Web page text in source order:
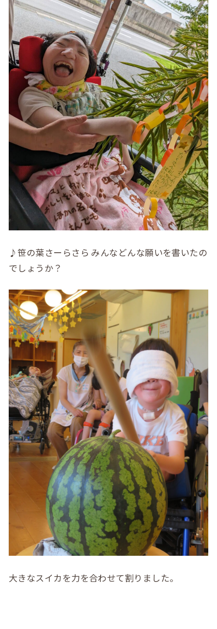
♪笹の葉さーらさら みんなどんな願いを書いたの
でしょうか？
大きなスイカを力を合わせて割りました。